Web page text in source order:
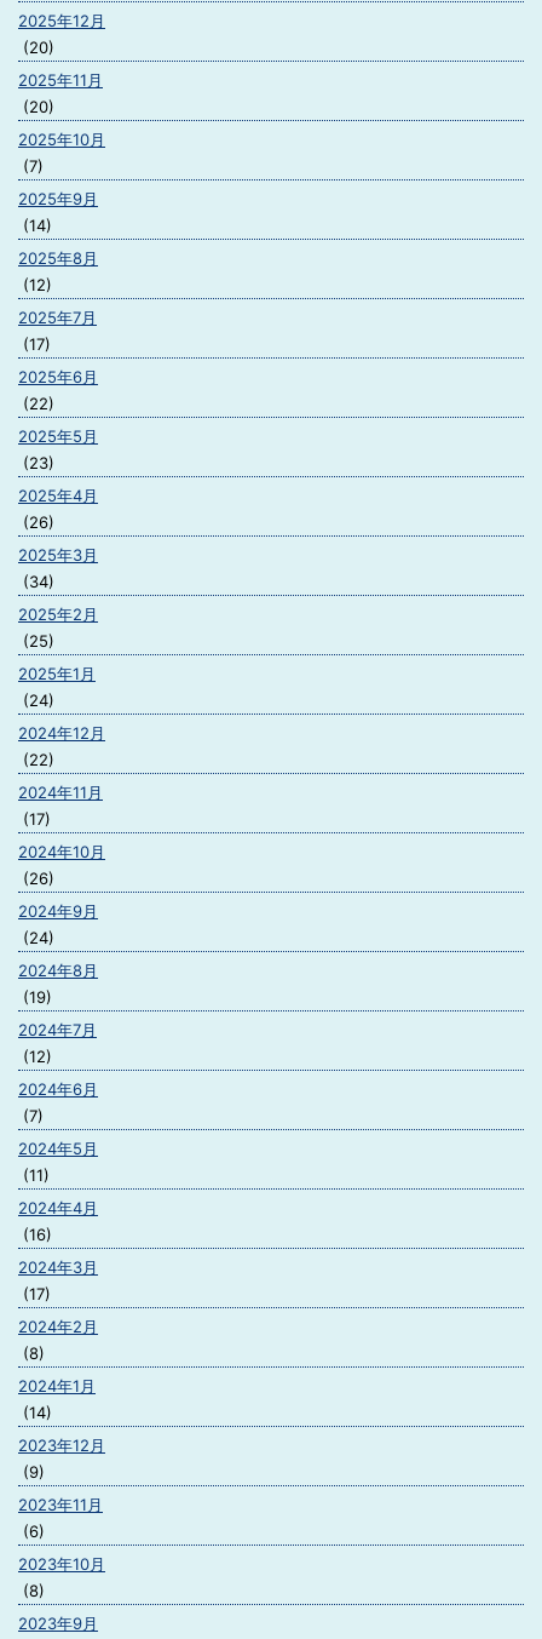
2025年12月
(20)
2025年11月
(20)
2025年10月
(7)
2025年9月
(14)
2025年8月
(12)
2025年7月
(17)
2025年6月
(22)
2025年5月
(23)
2025年4月
(26)
2025年3月
(34)
2025年2月
(25)
2025年1月
(24)
2024年12月
(22)
2024年11月
(17)
2024年10月
(26)
2024年9月
(24)
2024年8月
(19)
2024年7月
(12)
2024年6月
(7)
2024年5月
(11)
2024年4月
(16)
2024年3月
(17)
2024年2月
(8)
2024年1月
(14)
2023年12月
(9)
2023年11月
(6)
2023年10月
(8)
2023年9月